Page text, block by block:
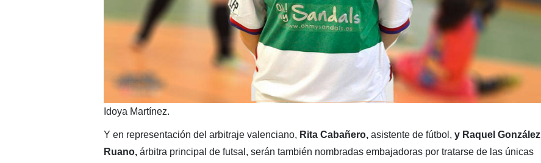
Idoya Martínez.
Y en representación del arbitraje valenciano, Rita Cabañero, asistente de fútbol, y Raquel González
Ruano, árbitra principal de futsal, serán también nombradas embajadoras por tratarse de las únicas